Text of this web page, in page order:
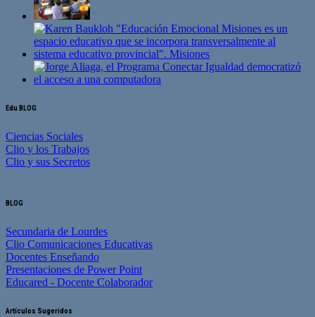
Edu BLOG
Ciencias Sociales
Clio y los Trabajos
Clio y sus Secretos
BLOG
Secundaria de Lourdes
Clio Comunicaciones Educativas
Docentes Enseñando
Presentaciones de Power Point
Educared - Docente Colaborador
Artículos Sugeridos